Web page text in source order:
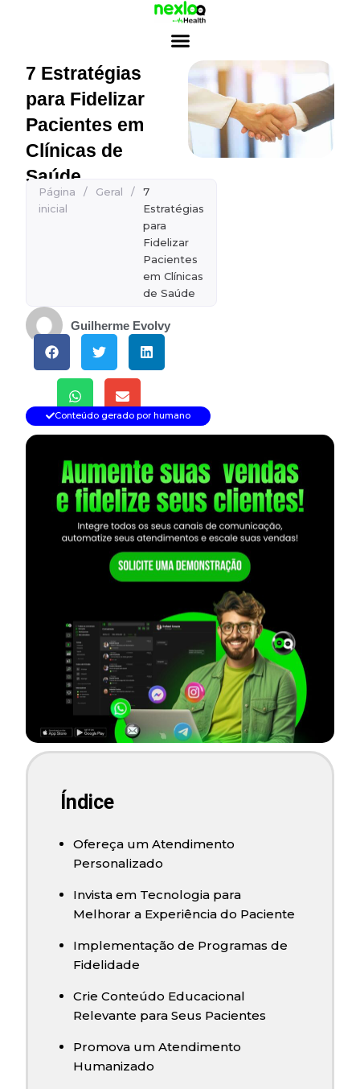
conteúdo7 Estratégias
para Fidelizar
Pacientes em
Clínicas de
Saúde
Página
inicial
/ Geral /
7
Estratégias
para
Fidelizar
Pacientes
em Clínicas
de Saúde
Guilherme Evolvy
Conteúdo gerado por humano
Índice
Ofereça um Atendimento
Personalizado
Invista em Tecnologia para
Melhorar a Experiência do Paciente
Implementação de Programas de
Fidelidade
Crie Conteúdo Educacional
Relevante para Seus Pacientes
Promova um Atendimento
Humanizado